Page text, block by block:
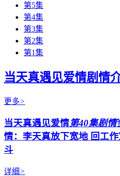
第5集
第4集
第3集
第2集
第1集
当天真遇见爱情剧情
更多>
当天真遇见爱情第40集剧情
情：李天真放下宽地 回工
斗
详细>